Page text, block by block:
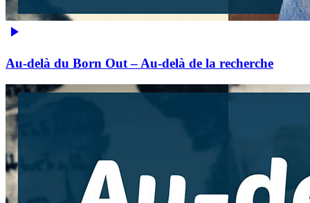
Au-delà du Born Out – Au-delà de la recherche